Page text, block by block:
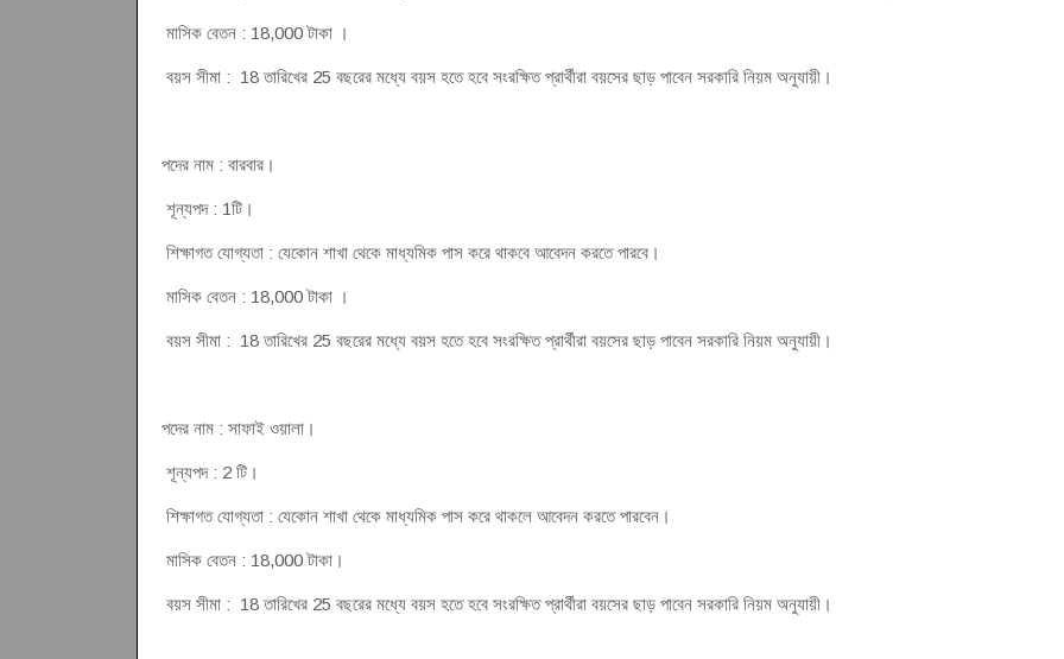
মাসিক বেতন : 18,000 টাকা ।
বয়স সীমা : 18 তারিখের 25 বছরের মধ্যে বয়স হতে হবে সংরক্ষিত প্রার্থীরা বয়সের ছাড় পাবেন সরকারি নিয়ম অনুযায়ী।
পদের নাম : বারবার।
শূন্যপদ : 1টি।
শিক্ষাগত যোগ্যতা : যেকোন শাখা থেকে মাধ্যমিক পাস করে থাকবে আবেদন করতে পারবে।
মাসিক বেতন : 18,000 টাকা ।
বয়স সীমা : 18 তারিখের 25 বছরের মধ্যে বয়স হতে হবে সংরক্ষিত প্রার্থীরা বয়সের ছাড় পাবেন সরকারি নিয়ম অনুযায়ী।
পদের নাম : সাফাই ওয়ালা।
শূন্যপদ : 2 টি।
শিক্ষাগত যোগ্যতা : যেকোন শাখা থেকে মাধ্যমিক পাস করে থাকলে আবেদন করতে পারবেন।
মাসিক বেতন : 18,000 টাকা।
বয়স সীমা : 18 তারিখের 25 বছরের মধ্যে বয়স হতে হবে সংরক্ষিত প্রার্থীরা বয়সের ছাড় পাবেন সরকারি নিয়ম অনুযায়ী।